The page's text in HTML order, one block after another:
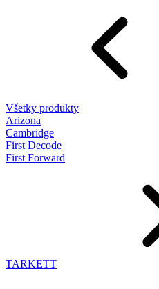
Všetky produkty
Arizona
Cambridge
First Decode
First Forward
TARKETT